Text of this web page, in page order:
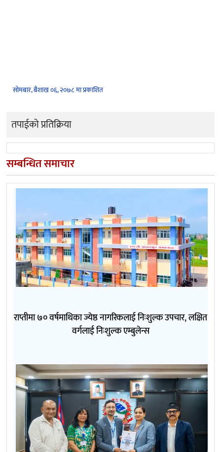
सोमबार, बैशाख ०६, २०७८ मा प्रकाशित
तपाईको प्रतिक्रिया
सम्बन्धित समाचार
राप्तीमा ७० वर्षमाथिका ज्येष्ठ नागरिकलाई निःशुल्क उपचार, लक्षित
वर्गलाई निःशुल्क एम्बुलेन्स